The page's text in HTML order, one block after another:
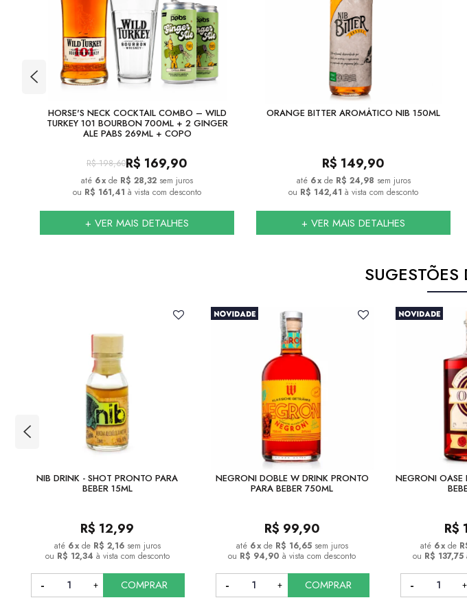
HORSE'S NECK COCKTAIL COMBO – WILD
TURKEY 101 BOURBON 700ML + 2 GINGER
ALE PABS 269ML + COPO
R$ 198,60R$ 169,90
6x de R$ 28,32 sem juros
ou R$ 161,41 à vista com desconto
+ VER MAIS DETALHES
ORANGE BITTER AROMÁTICO NIB 150ML
R$ 149,90
6x de R$ 24,98 sem juros
ou R$ 142,41 à vista com desconto
+ VER MAIS DETALHES
NIB DRINK - SHOT PRONTO PARA
BEBER 15ML
R$ 12,99
6x de R$ 2,16 sem juros
ou R$ 12,34 à vista com desconto
COMPRAR
COMPRAR
NEGRONI DOBLE W DRINK PRONTO
PARA BEBER 750ML
R$ 99,90
6x de R$ 16,65 sem juros
ou R$ 94,90à vista com desconto
COMPRAR
COMPRAR
NEGRONI OASE
R$
6x de
ou R$ 137,75